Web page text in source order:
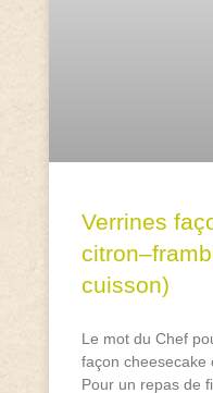
Verrines
cuisson)
Le mot du Chef
façon cheesecake
Pour un repas de